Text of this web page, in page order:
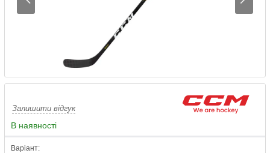
Залишити відгук
В наявності
Варіант: